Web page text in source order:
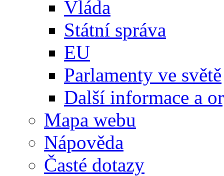
Vláda
Státní správa
EU
Parlamenty ve světě
Další informace a
Mapa webu
Nápověda
Časté dotazy